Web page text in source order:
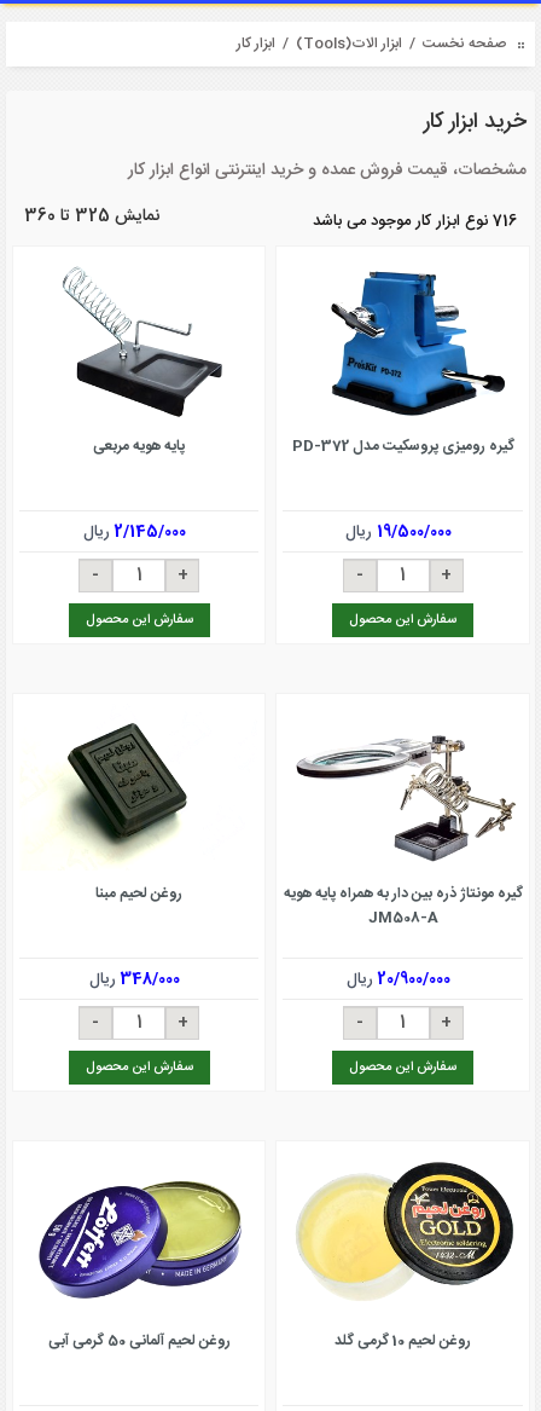
صفحه نخست / ابزار الات(Tools) / ابزار کار
خرید ابزار کار
مشخصات، قیمت فروش عمده و خرید اینترنتی انواع ابزار کار
716 نوع ابزار کار موجود می باشد نمایش 325 تا 360
گیره رومیزی پروسکیت مدل PD-372
19/500/000 ریال
سفارش این محصول
پایه هویه مربعی
2/145/000ریال
سفارش این محصول
گیره مونتاژ ذره بین دار به همراه پایه هویه
JM508-A
20/900/000ریال
سفارش این محصول
روغن لحیم مبنا
348/000ریال
سفارش این محصول
روغن لحیم 10 گرمی گلد روغن لحیم آلمانی 50 گرمی آبی